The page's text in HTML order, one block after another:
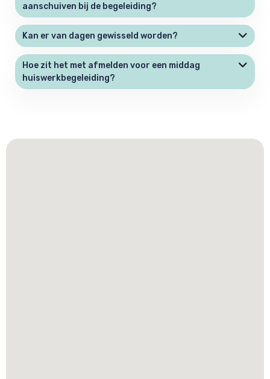
aanschuiven bij de begeleiding?
Kan er van dagen gewisseld worden?
Hoe zit het met afmelden voor een middag
huiswerkbegeleiding?